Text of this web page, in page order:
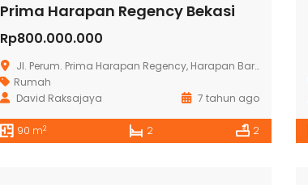
Prima Harapan Regency Bekasi
Rp800.000.000
Jl. Perum. Prima Harapan Regency, Harapan Baru, Bekasi Utara
Rumah
David Raksajaya
7 tahun ago
90 m2 2 2